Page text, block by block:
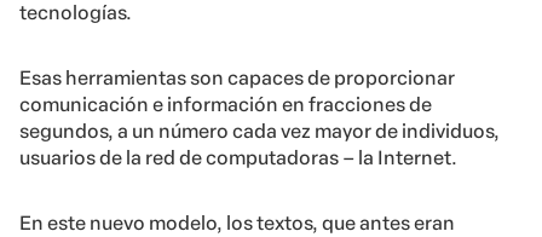
tecnologías.
Esas herramientas son capaces de proporcionar
comunicación e información en fracciones de
segundos, a un número cada vez mayor de individuos,
usuarios de la red de computadoras – la Internet.
En este nuevo modelo, los textos, que antes eran